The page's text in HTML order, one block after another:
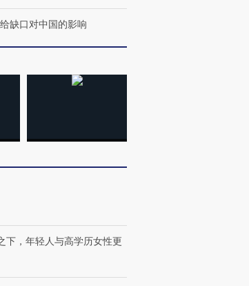
【特别呈现】寻找100种
有意思的生活方式·第三对
CFO：不靠规模取胜，华
住三大增长引擎是什么？
缺口对中国的影响
下，年轻人与高学历女性更